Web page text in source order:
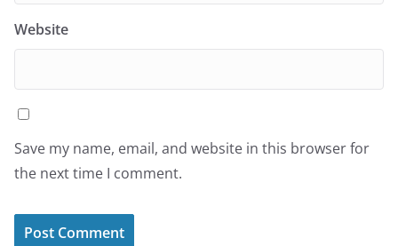
Website
Save my name, email, and website in this browser for
the next time I comment.